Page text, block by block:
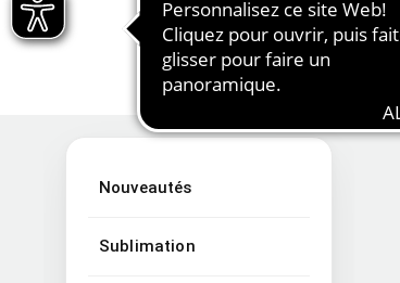
Nouveautés
Sublimation